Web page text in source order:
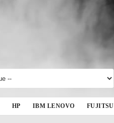
HP IBM LENOVO FUJITSU